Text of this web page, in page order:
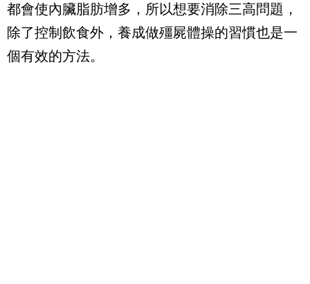
都會使內臟脂肪增多，所以想要消除三高問題，
除了控制飲食外，養成做殭屍體操的習慣也是一
個有效的方法。